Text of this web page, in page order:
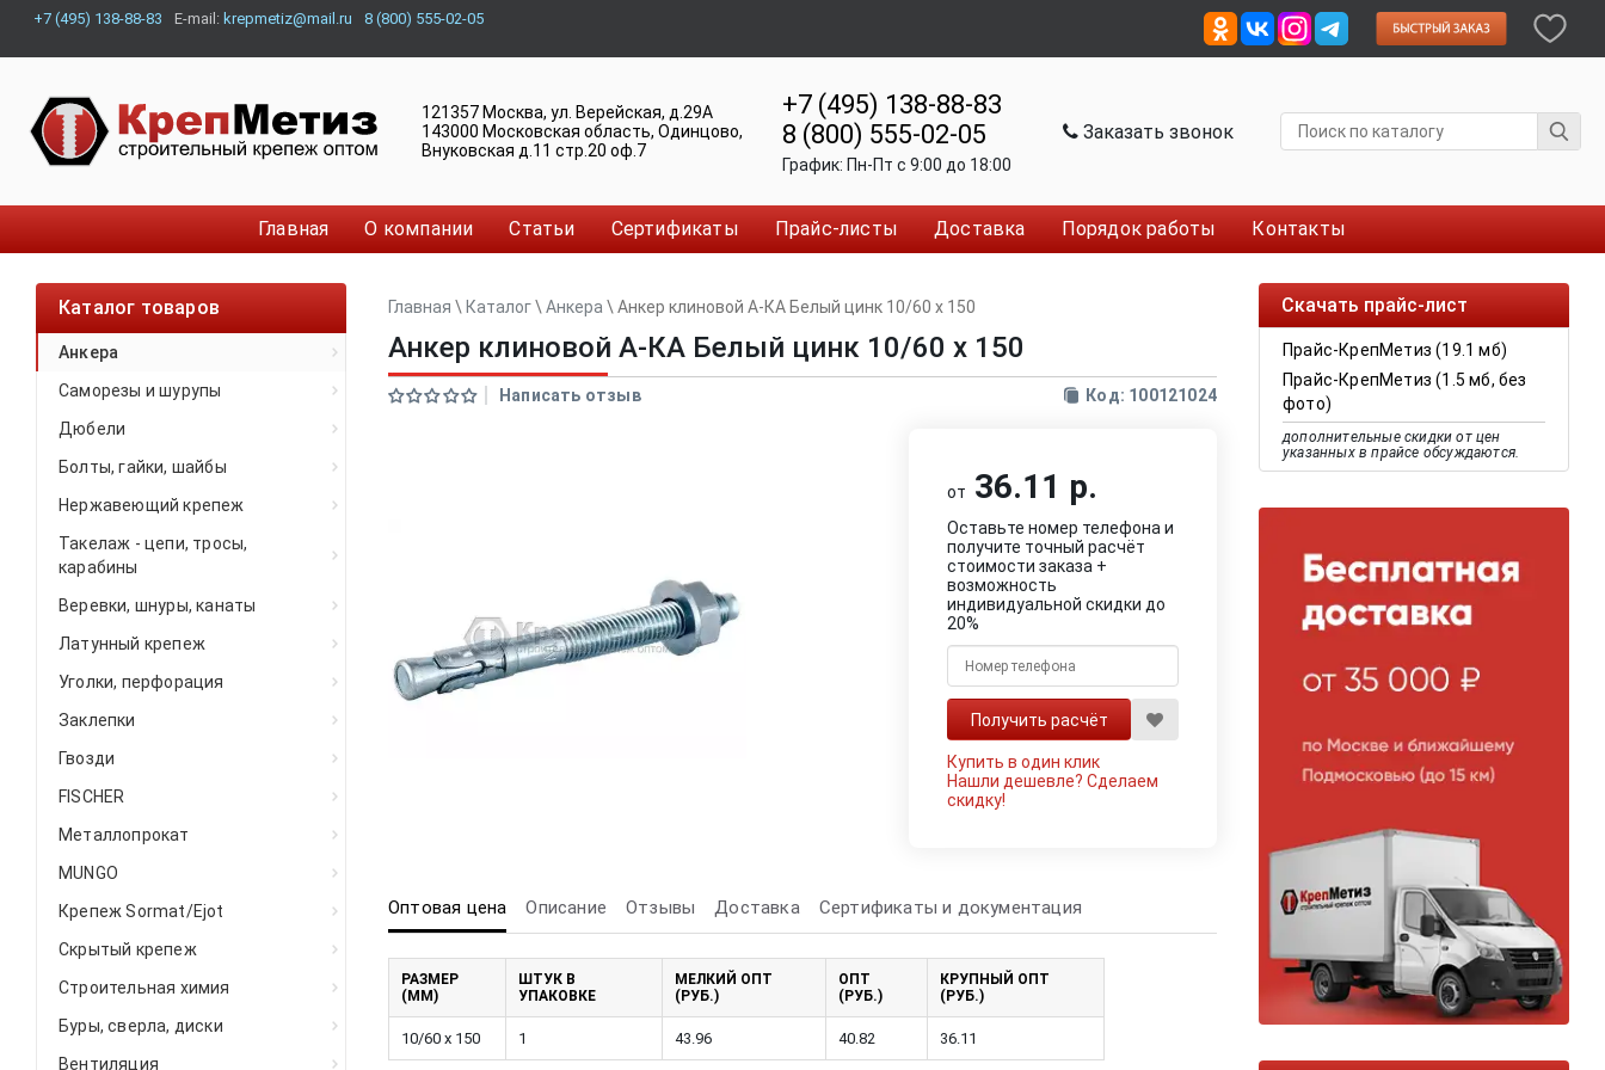
+7 (495) 138-88-83 E-mail: krepmetiz@mail.ru 8 (800) 555-02-05
121357 Москва, ул. Верейская, д.29А
143000 Московская область, Одинцово,
Внуковская д.11 стр.20 оф.7
+7 (495) 138-88-83
8 (800) 555-02-05
График: Пн-Пт c 9:00 до 18:00
Заказать звонок
Главная О компании Статьи Сертификаты Прайс-листы Доставка Порядок работы Контакты
Каталог товаров
Анкера
Саморезы и шурупы
Дюбели
Болты, гайки, шайбы
Нержавеющий крепеж
Такелаж - цепи, тросы,
карабины
Веревки, шнуры, канаты
Латунный крепеж
Уголки, перфорация
Заклепки
Гвозди
FISCHER
Металлопрокат
MUNGO
Крепеж Sormat/Ejot
Скрытый крепеж
Строительная химия
Буры, сверла, диски
Вентиляция
Скачать прайс-лист
Прайс-КрепМетиз (19.1 мб)
Прайс-КрепМетиз (1.5 мб, без
фото)
дополнительные скидки от цен
указанных в прайсе обсуждаются.
Главная \ Каталог\ Анкера \ Анкер клиновой А-КА Белый цинк 10/60 x 150
Анкер клиновой А-КА Белый цинк 10/60 x 150
Написать отзыв Код: 100121024
от 36.11 р.
Оставьте номер телефона и
получите точный расчёт
стоимости заказа +
возможность
индивидуальной скидки до
20%
Купить в один клик
Нашли дешевле?Сделаем
скидку!
Оптовая цена Описание Отзывы Доставка Сертификаты и документация
РАЗМЕР
(ММ)
ШТУК В
УПАКОВКЕ
МЕЛКИЙ ОПТ
(РУБ.)
ОПТ
(РУБ.)
КРУПНЫЙ ОПТ
(РУБ.)
10/60 x 150 1 43.96 40.82 36.11